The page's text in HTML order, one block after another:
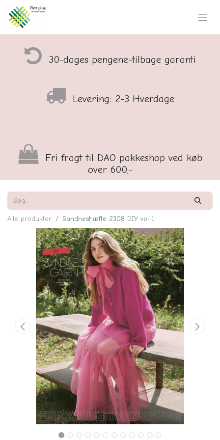
30-dages pengene-tilbage garanti
Levering: 2-3 Hverdage
Fri fragt til DAO pakkeshop ved køb
over 600,-
Alle produkter Sandneshæfte 2308 DIY vol 1